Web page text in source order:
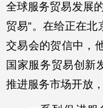
全球服务贸易发展
贸易”。在给正在
交易会的贺信中，
国家服务贸易创新
推进服务市场开放